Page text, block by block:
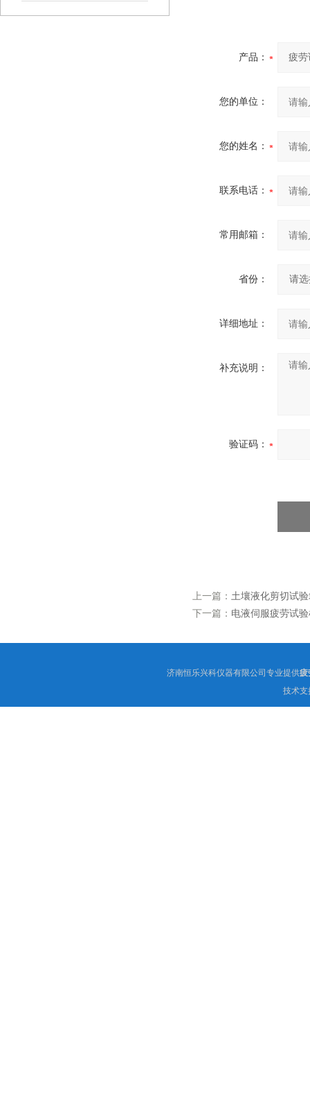
产品：
您的单位：
您的姓名：
联系电话：
常用邮箱：
省份：
详细地址：
补充说明：
验证码：
上一篇： 土壤液化剪切试
下一篇： 电液伺服疲劳试
济南恒乐兴科仪器有限公司专业提供疲
技术支